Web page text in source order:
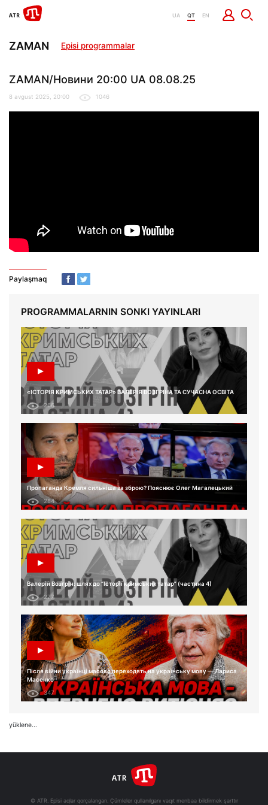
UA QT EN
ZAMAN Episi programmalar
ZAMAN/Новини 20:00 UA 08.08.25
8 avgust 2025, 20:00 1046
Paylaşmaq
PROGRAMMALARNIN SONKI YAYINLARI
«ІСТОРІЯ КРИМСЬКИХ ТАТАР» ВАЛЕРІЯ ВОЗГРІНА ТА СУЧАСНА ОСВІТА
266
Пропаганда Кремля сильніша за зброю? Пояснює Олег Магалецький
284
Валерій Возгрін: шлях до “Історії кримських татар” (частина 4)
277
Після війни українці масово переходять на українську мову — Лариса
Масенко
347
yüklene...
© ATR. Episi aqlar qorçalangan. Çümleler qullanılganı vaqıt menbaa bildirmek şarttır